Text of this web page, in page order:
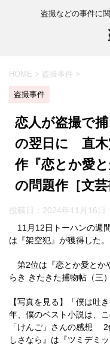
盗撮などの事件に
HOME > 盗撮事件 >
盗撮事件
恋人が盗撮で
の翌日に 直木
作『恋とか愛
の問題作［文芸
投稿日： 2024年11月16日
11月12日トーハンの週
は『架空犯』が獲得した。
第2位は『恋とか愛とか
らき きたきた捕物帖（三
【写真を見る】「僕は吐
年、僕のベスト小説は、
「けんご」さんの感想 2
しさなら』は『ツミデミ